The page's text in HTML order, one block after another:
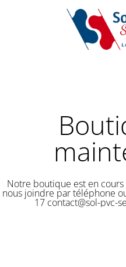
Notre boutique est en cours
nous joindre par téléphone
17 contact@sol-pvc-